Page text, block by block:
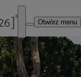
Otwórz menu